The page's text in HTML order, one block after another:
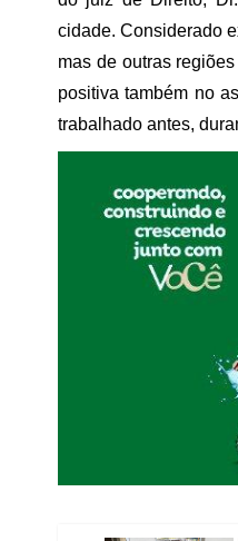
cidade. Considerado
mas de outras
positiva também no
trabalhado antes,